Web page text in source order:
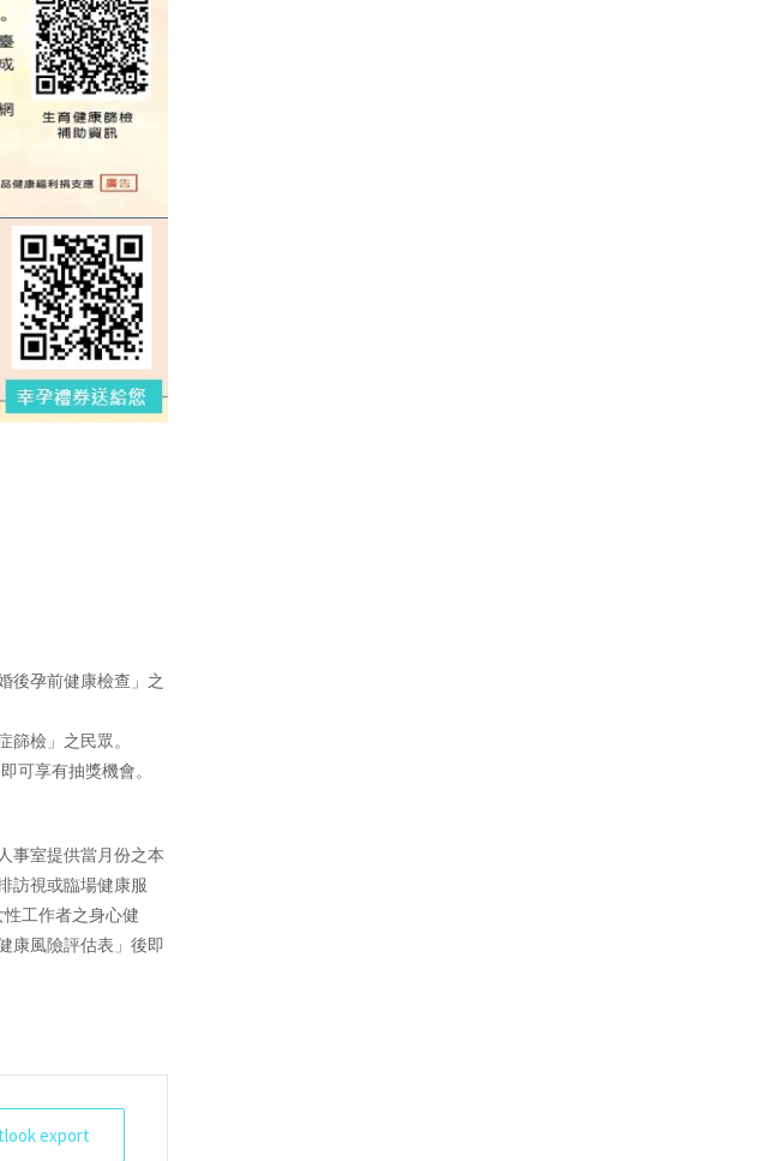
後孕前健康檢查」之
篩檢」之民眾。
可享有抽獎機會。
事室提供當月份之本
訪視或臨場健康服
工作者之身心健
康風險評估表」後即
export